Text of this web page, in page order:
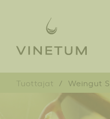
Tuottajat Weingut